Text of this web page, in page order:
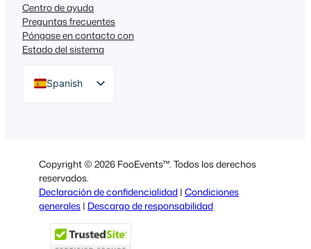
Centro de ayuda
Preguntas frecuentes
Póngase en contacto con
Estado del sistema
Spanish
English
Italian
Portuguese
French
Polish
Copyright © 2026 FooEvents™. Todos los derechos
reservados.
Declaración de confidencialidad | Condiciones
generales | Descargo de responsabilidad